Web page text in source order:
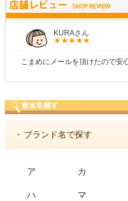
しらすさん
商品が早く届いたのでよか
・ ブランド名で探す
ア カ
ハ マ